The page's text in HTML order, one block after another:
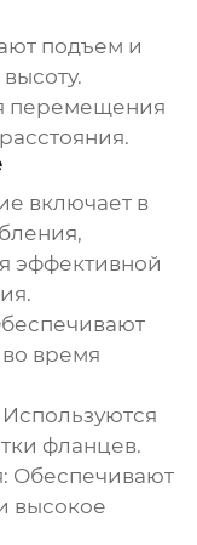
подъем и
перемещения
включает в
эффективной
время
Используются
фланцев.
Обеспечивают
высокое